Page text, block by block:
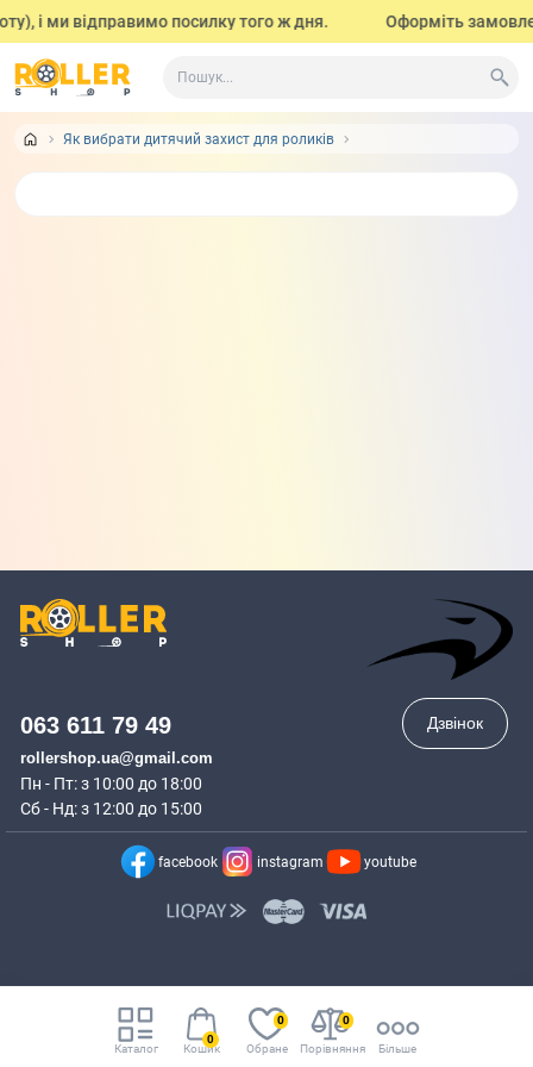
і ми відправимо посилку того ж дня. Оформіть
Каталог
0
Кошик Обране
0
Порівняння
0
Більше
Як вибрати дитячий захист для роликів
063 611 79 49
rollershop.ua@gmail.com
Пн - Пт: з 10:00 до 18:00
Сб - Нд: з 12:00 до 15:00
Дзвінок
facebook instagram youtube